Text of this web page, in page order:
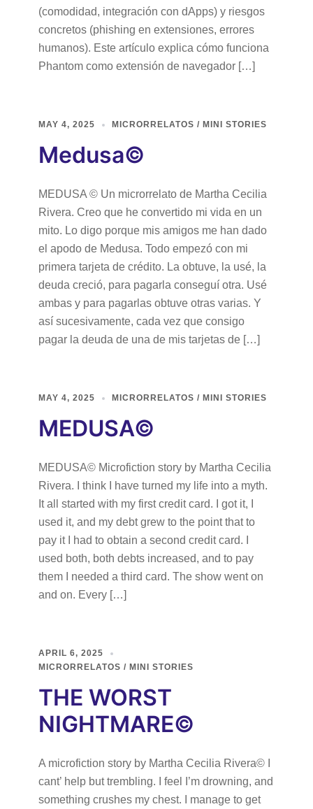
(comodidad, integración con dApps) y riesgos
concretos (phishing en extensiones, errores
humanos). Este artículo explica cómo funciona
Phantom como extensión de navegador […]
MAY 4, 2025 MICRORRELATOS / MINI STORIES
Medusa©
MEDUSA © Un microrrelato de Martha Cecilia
Rivera. Creo que he convertido mi vida en un
mito. Lo digo porque mis amigos me han dado
el apodo de Medusa. Todo empezó con mi
primera tarjeta de crédito. La obtuve, la usé, la
deuda creció, para pagarla conseguí otra. Usé
ambas y para pagarlas obtuve otras varias. Y
así sucesivamente, cada vez que consigo
pagar la deuda de una de mis tarjetas de […]
MAY 4, 2025 MICRORRELATOS / MINI STORIES
MEDUSA©
MEDUSA© Microfiction story by Martha Cecilia
Rivera. I think I have turned my life into a myth.
It all started with my first credit card. I got it, I
used it, and my debt grew to the point that to
pay it I had to obtain a second credit card. I
used both, both debts increased, and to pay
them I needed a third card. The show went on
and on. Every […]
APRIL 6, 2025
MICRORRELATOS / MINI STORIES
THE WORST
NIGHTMARE©
A microfiction story by Martha Cecilia Rivera© I
cant’ help but trembling. I feel I’m drowning, and
something crushes my chest. I manage to get